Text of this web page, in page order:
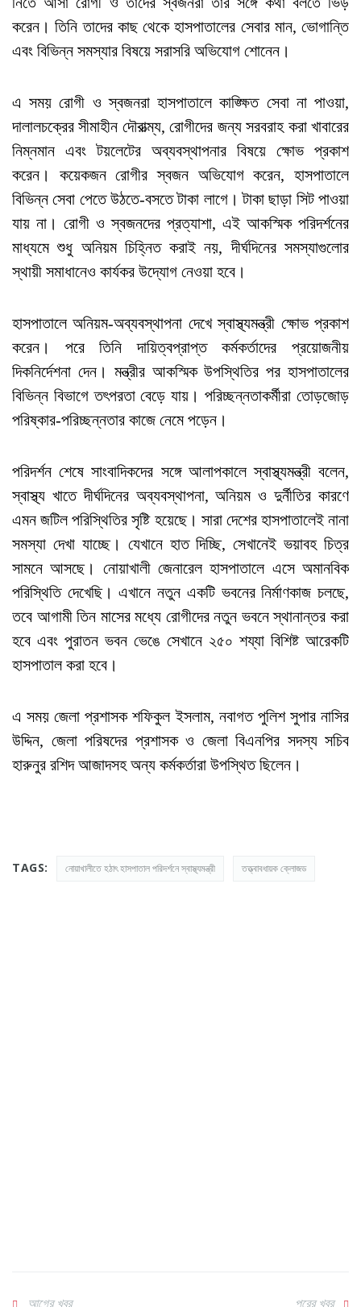
করেন। তিনি তাদের কাছ থেকে হাসপাতালের সেবার মান, ভোগান্তি
এবং বিভিন্ন সমস্যার বিষয়ে সরাসরি অভিযোগ শোনেন।
এ সময় রোগী ও স্বজনরা হাসপাতালে কাঙ্ক্ষিত সেবা না পাওয়া,
দালালচক্রের সীমাহীন দৌরাত্ম্য, রোগীদের জন্য সরবরাহ করা খাবারের
নিম্নমান এবং টয়লেটের অব্যবস্থাপনার বিষয়ে ক্ষোভ প্রকাশ
করেন। কয়েকজন রোগীর স্বজন অভিযোগ করেন, হাসপাতালে
বিভিন্ন সেবা পেতে উঠতে-বসতে টাকা লাগে। টাকা ছাড়া সিট পাওয়া
যায় না। রোগী ও স্বজনদের প্রত্যাশা, এই আকস্মিক পরিদর্শনের
মাধ্যমে শুধু অনিয়ম চিহ্নিত করাই নয়, দীর্ঘদিনের সমস্যাগুলোর
স্থায়ী সমাধানেও কার্যকর উদ্যোগ নেওয়া হবে।
হাসপাতালে অনিয়ম-অব্যবস্থাপনা দেখে স্বাস্থ্যমন্ত্রী ক্ষোভ প্রকাশ
করেন। পরে তিনি দায়িত্বপ্রাপ্ত কর্মকর্তাদের প্রয়োজনীয়
দিকনির্দেশনা দেন। মন্ত্রীর আকস্মিক উপস্থিতির পর হাসপাতালের
বিভিন্ন বিভাগে তৎপরতা বেড়ে যায়। পরিচ্ছন্নতাকর্মীরা তোড়জোড়
পরিষ্কার-পরিচ্ছন্নতার কাজে নেমে পড়েন।
পরিদর্শন শেষে সাংবাদিকদের সঙ্গে আলাপকালে স্বাস্থ্যমন্ত্রী বলেন,
স্বাস্থ্য খাতে দীর্ঘদিনের অব্যবস্থাপনা, অনিয়ম ও দুর্নীতির কারণে
এমন জটিল পরিস্থিতির সৃষ্টি হয়েছে। সারা দেশের হাসপাতালেই নানা
সমস্যা দেখা যাচ্ছে। যেখানে হাত দিচ্ছি, সেখানেই ভয়াবহ চিত্র
সামনে আসছে। নোয়াখালী জেনারেল হাসপাতালে এসে অমানবিক
পরিস্থিতি দেখেছি। এখানে নতুন একটি ভবনের নির্মাণকাজ চলছে,
তবে আগামী তিন মাসের মধ্যে রোগীদের নতুন ভবনে স্থানান্তর করা
হবে এবং পুরাতন ভবন ভেঙে সেখানে ২৫০ শয্যা বিশিষ্ট আরেকটি
হাসপাতাল করা হবে।
এ সময় জেলা প্রশাসক শফিকুল ইসলাম, নবাগত পুলিশ সুপার নাসির
উদ্দিন, জেলা পরিষদের প্রশাসক ও জেলা বিএনপির সদস্য সচিব
হারুনুর রশিদ আজাদসহ অন্য কর্মকর্তারা উপস্থিত ছিলেন।
TAGS: নোয়াখালীতে হঠাৎ হাসপাতাল পরিদর্শনে স্বাস্থ্যমন্ত্রী তত্ত্বাবধায়ক ক্লোজড
আগের খবর পরের খবর